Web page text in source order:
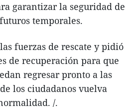
garantizar la seguridad de
temporales.
fuerzas de rescate y pidió
de recuperación para que
regresar pronto a las
los ciudadanos vuelva
/.